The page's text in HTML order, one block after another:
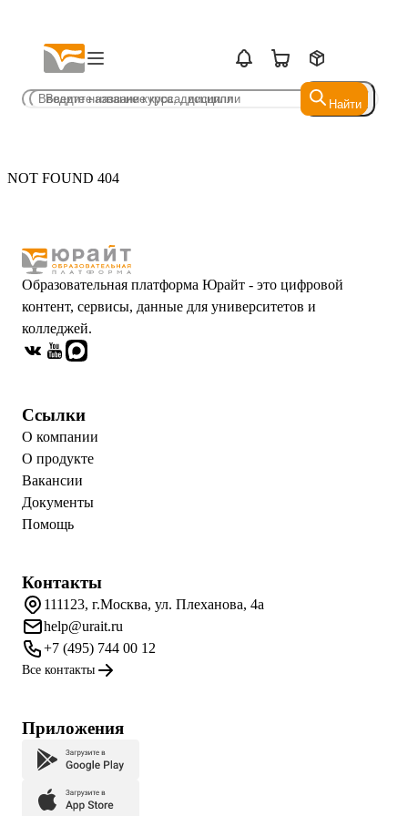
Найти
Найти
NOT FOUND 404
Образовательная платформа Юрайт - это цифровой
контент, сервисы, данные для университетов и
колледжей.
Ссылки
О компании
О продукте
Вакансии
Документы
Помощь
Контакты
111123, г.Москва, ул. Плеханова, 4а
help@urait.ru
+7 (495) 744 00 12
Все контакты
Приложения